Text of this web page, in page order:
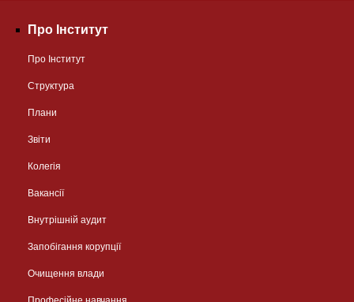
Про Інститут
Про Інститут
Структура
Плани
Звіти
Колегія
Вакансії
Внутрішній аудит
Запобігання корупції
Очищення влади